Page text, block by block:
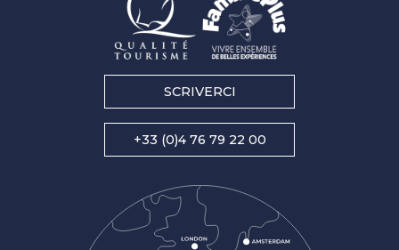
SCRIVERCI
+33 (0)4 76 79 22 00